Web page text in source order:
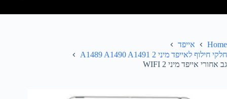
Home
אייפד
חלקי חילוף לאייפד מיני 2 A1489 A1490 A1491
גב אחורי אייפד מיני 2 WIFI